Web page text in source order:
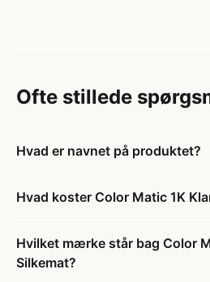
Ofte stillede
Hvad er navnet på produktet?
Hvad koster Color Matic 1K
Hvilket mærke står bag Color
Silkemat?